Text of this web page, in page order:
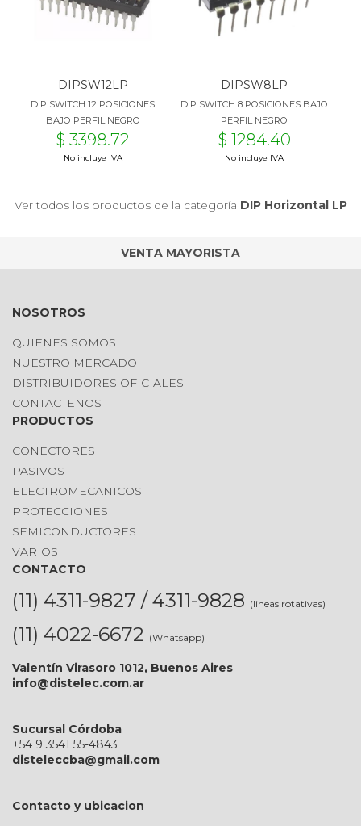
DIPSW12LP
DIP SWITCH 12 POSICIONES
BAJO PERFIL NEGRO
$ 3398.72
No incluye IVA
DIPSW8LP
DIP SWITCH 8 POSICIONES BAJO
PERFIL NEGRO
$ 1284.40
No incluye IVA
Ver todos los productos de la categoría DIP Horizontal LP
VENTA MAYORISTA
NOSOTROS
QUIENES SOMOS
NUESTRO MERCADO
DISTRIBUIDORES OFICIALES
CONTACTENOS
PRODUCTOS
CONECTORES
PASIVOS
ELECTROMECANICOS
PROTECCIONES
SEMICONDUCTORES
VARIOS
CONTACTO
(11) 4311-9827 / 4311-9828 (lineas rotativas)
(11) 4022-6672 (Whatsapp)
Valentín Virasoro 1012, Buenos Aires
info@distelec.com.ar
Sucursal Córdoba
+54 9 3541 55-4843
disteleccba@gmail.com
Contacto y ubicacion